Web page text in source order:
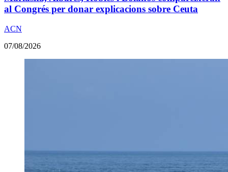
al Congrés per donar explicacions sobre Ceuta
ACN
07/08/2026